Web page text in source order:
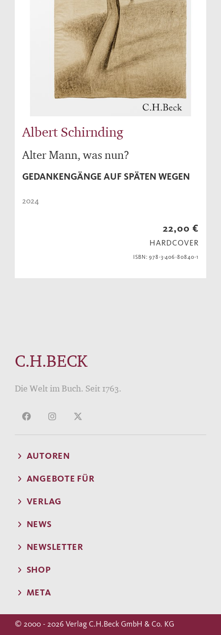
Albert Schirnding
Alter Mann, was nun?
GEDANKENGÄNGE AUF SPÄTEN WEGEN
2024
22,00 €
HARDCOVER
ISBN: 978-3-406-80840-1
C.H.BECK
Die Welt im Buch. Seit 1763.
AUTOREN
ANGEBOTE FÜR
VERLAG
NEWS
NEWSLETTER
SHOP
META
© 2000 - 2026 Verlag C.H.Beck GmbH & Co. KG